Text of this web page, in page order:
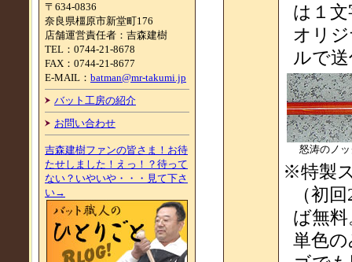
〒634-0836
奈良県橿原市新堂町176
店舗運営責任者：吉森建樹
TEL：0744-21-8678
FAX：0744-21-8677
E-MAIL： batman@mr-takumi.jp
バット工房の紹介
お問い合わせ
吉森建樹ファンの皆さま！お待
たせしました！えっ！？待って
ない？いやいや・・・見て下さ
い→
は１
オリ
ルで
怒涛のノ
※特製
（初
ば無料
単色